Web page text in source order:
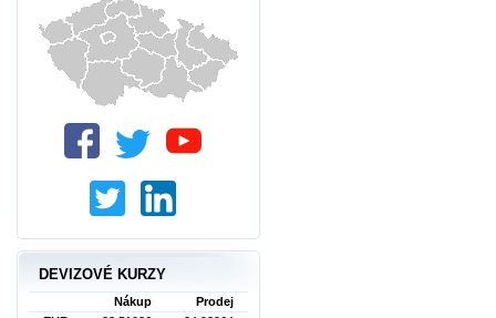
DEVIZOVÉ KURZY
Nákup
Prodej